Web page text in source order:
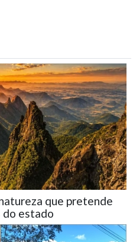
que pretende
do estado